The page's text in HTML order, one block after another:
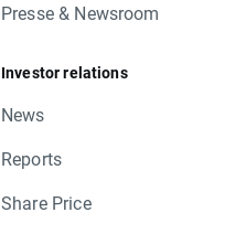
Presse & Newsroom
Investor relations
News
Reports
Share Price